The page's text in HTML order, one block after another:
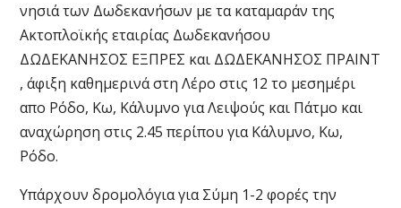
νησιά των Δωδεκανήσων με τα καταμαράν της
Ακτοπλοϊκής εταιρίας Δωδεκανήσου
ΔΩΔΕΚΑΝΗΣΟΣ ΕΞΠΡΕΣ και ΔΩΔΕΚΑΝΗΣΟΣ ΠΡΑΙΝΤ
, άφιξη καθημερινά στη Λέρο στις 12 το μεσημέρι
απο Ρόδο, Κω, Κάλυμνο για Λειψούς και Πάτμο και
αναχώρηση στις 2.45 περίπου για Κάλυμνο, Κω,
Ρόδο.
Υπάρχουν δρομολόγια για Σύμη 1-2 φορές την